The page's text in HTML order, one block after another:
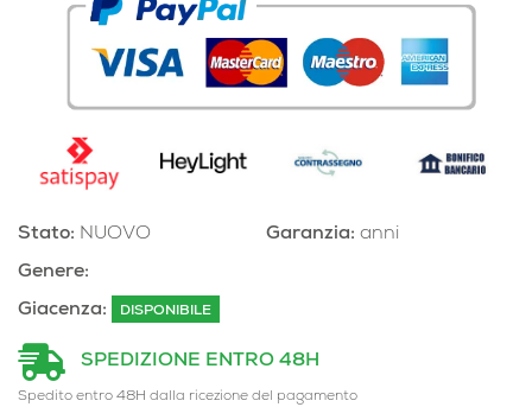
Stato: NUOVO
Genere:
Garanzia: anni
Giacenza: DISPONIBILE
SPEDIZIONE ENTRO 48H
Spedito entro 48H dalla ricezione del pagamento